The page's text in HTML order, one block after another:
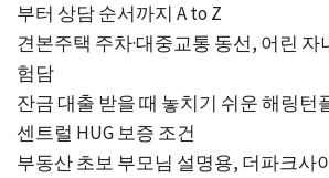
부터 상담 순서까지 A to Z
견본주택 주차·대중교통 동선, 어린 자
험담
잔금 대출 받을 때 놓치기 쉬운 해링턴
센트럴 HUG 보증 조건
부동산 초보 부모님 설명용, 더파크사